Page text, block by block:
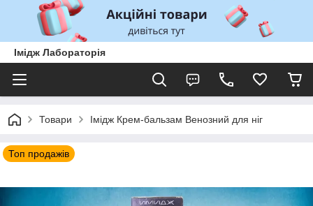
Імідж Лабораторія
Товари Імідж Крем-бальзам Венозний для ніг
Топ продажів